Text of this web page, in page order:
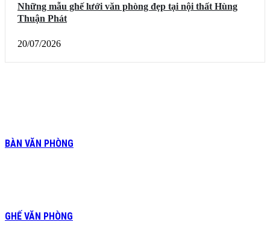
Những mẫu ghế lưới văn phòng đẹp tại nội thất Hùng
Thuận Phát
20/07/2026
BÀN VĂN PHÒNG
GHẾ VĂN PHÒNG